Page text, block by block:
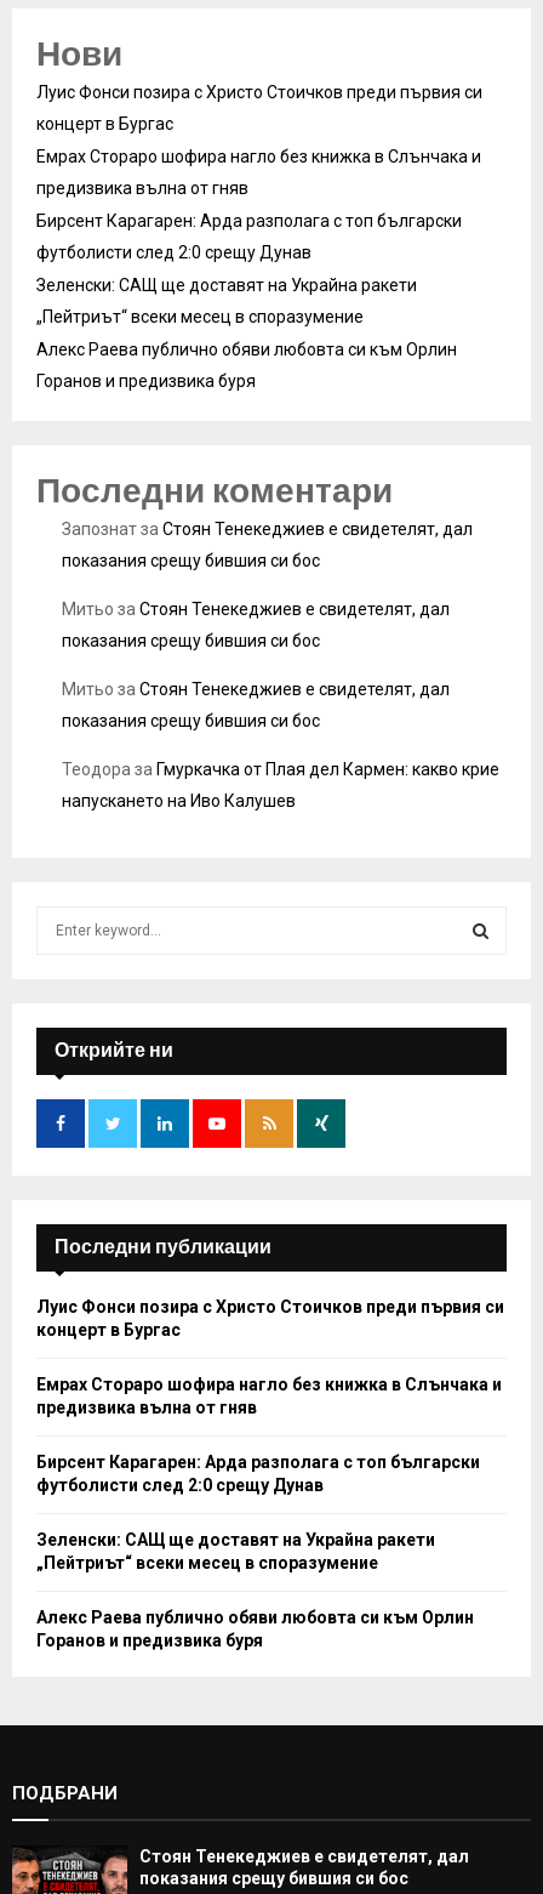
Нови
Луис Фонси позира с Христо Стоичков преди първия си
концерт в Бургас
Емрах Стораро шофира нагло без книжка в Слънчака и
предизвика вълна от гняв
Бирсент Карагарен: Арда разполага с топ български
футболисти след 2:0 срещу Дунав
Зеленски: САЩ ще доставят на Украйна ракети
„Пейтриът“ всеки месец в споразумение
Алекс Раева публично обяви любовта си към Орлин
Горанов и предизвика буря
Последни коментари
ЗапознатзаСтоян Тенекеджиев е свидетелят, дал
показания срещу бившия си бос
Митьо заСтоян Тенекеджиев е свидетелят, дал
показания срещу бившия си бос
Митьо заСтоян Тенекеджиев е свидетелят, дал
показания срещу бившия си бос
Теодораза Гмуркачка от Плая дел Кармен: какво крие
напускането на Иво Калушев
f
o
:
E
A
H
Открийте ни
Последни публикации
Луис Фонси позира с Христо Стоичков преди първия си
концерт в Бургас
Емрах Стораро шофира нагло без книжка в Слънчака и
предизвика вълна от гняв
Бирсент Карагарен: Арда разполага с топ български
футболисти след 2:0 срещу Дунав
Зеленски: САЩ ще доставят на Украйна ракети
„Пейтриът“ всеки месец в споразумение
Алекс Раева публично обяви любовта си към Орлин
Горанов и предизвика буря
ПОДБРАНИ
Стоян Тенекеджиев е свидетелят, дал
показания срещу бившия си бос